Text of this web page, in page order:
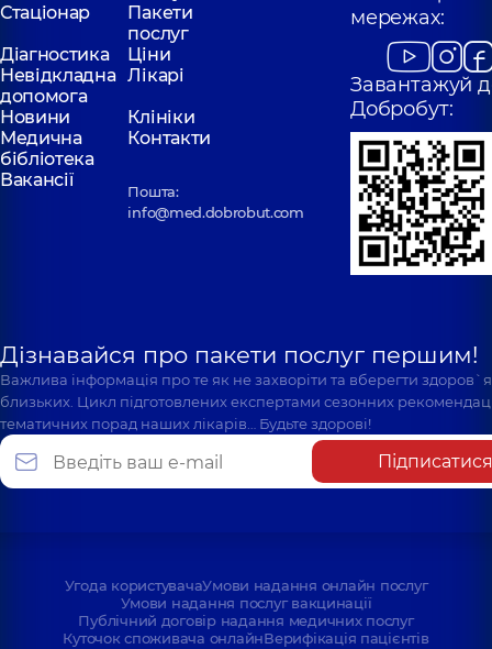
Стаціонар
Пакети
послуг
Діагностика
Ціни
Невідкладна
допомога
Лікарі
Новини
Клініки
Медична
бібліотека
Контакти
Вакансії
Пошта:
info@med.dobrobut.com
мережах:
Завантажуй
Добробут:
Дізнавайся про пакети послуг першим!
Важлива інформація про те як не захворіти та вберегти
близьких. Цикл підготовлених експертами сезонних
тематичних порад наших лікарів… Будьте здорові!
Підписатися
Угода користувачаУмови надання онлайн послуг
Умови надання послуг вакцинації
Публічний договір надання медичних послуг
Куточок споживача онлайнВерифікація пацієнтів